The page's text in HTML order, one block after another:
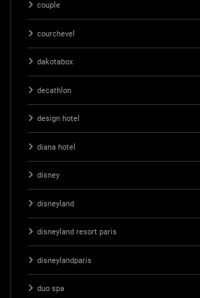
couple
courchevel
dakotabox
decathlon
design hotel
diana hotel
disney
disneyland
disneyland resort paris
disneylandparis
duo spa